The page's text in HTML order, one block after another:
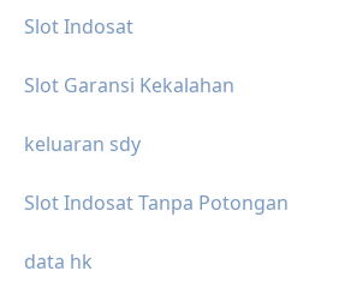
Slot Indosat
Slot Garansi Kekalahan
keluaran sdy
Slot Indosat Tanpa Potongan
data hk